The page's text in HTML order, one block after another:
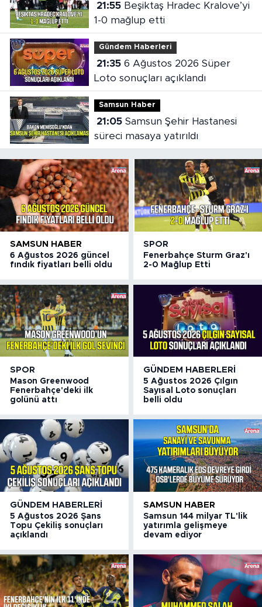
21:55Beşiktaş Hradec Kralove’yi
1-0 mağlup etti
Gündem Haberleri
21:356 Ağustos 2026 Süper
Loto sonuçları açıklandı
Samsun Haber
21:05Samsun Şehir Hastanesi
süreci masaya yatırıldı
SAMSUN HABER
6 Ağustos 2026 güncel
fındık fiyatları belli oldu
SPOR
Fenerbahçe Sturm Graz'ı
2-0 Mağlup Etti
SPOR
Mason Greenwood
Fenerbahçe'deki ilk
golünü attı
GÜNDEM HABERLERI
5 Ağustos 2026 Çılgın
Sayısal Loto sonuçları
belli oldu
GÜNDEM HABERLERI
5 Ağustos 2026 Şans
Topu Çekiliş sonuçları
açıklandı
SAMSUN HABER
Samsun 144 milyar TL'lik
yatırımla gelişmeye
devam ediyor